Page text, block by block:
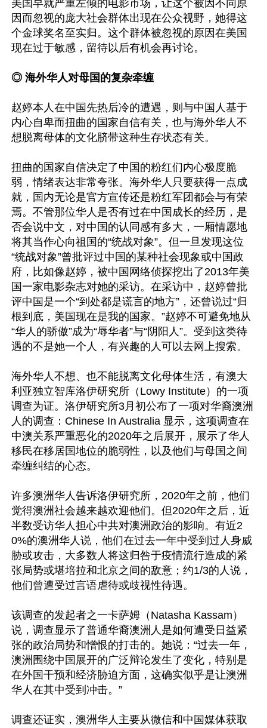
美国早就严重左倾的电影市场，让这个被因不同原
因而忽视的庞大社会群体出现在公众视野，她得这
个金球奖名至实归。这个群体被忽视的原因在美国
现在过于敏感，留待以后有机会再讨论。
◎ 海外华人对母国的复杂牵缠
赵婷本人在中国先热后冷的遭遇，则与中国人基于
内心自卑而扭曲的国家自信有关，也与海外华人不
想脱离母体的文化脐带这种生存状态有关。
扭曲的国家自信决定了中国的粉红们内心极度脆
弱，情绪表达非常夸张。海外华人只要获得一点成
就，国内无论是官方宣传还是粉红军团都会与有荣
焉。不管那位华人是否有过在中国成长的经历，是
否会说中文，对中国的认同感有多大，一厢情愿地
将其当作心向祖国的“统战对象”。但一旦发现这位
“统战对象”曾批评过中国的某种社会现象或中国政
府，比如像赵婷，被中国网络侦探挖出了2013年美
国一家电影杂志对她的采访。在采访中，赵婷曾批
评中国是一个“到处都是谎言的地方”，还曾说过“归
根到底，美国现在是我的国家。”赵婷不可避免地从
“华人的骄傲”成为“辱华者”与“阴阳人”。受到这类待
遇的不是她一个人，有兴趣的人可以去网上搜索。
海外华人不想、也不能脱离文化母体生活，有澳大
利亚独立智库洛伊研究所（Lowy Institute）的一项
调查为证。洛伊研究所3月初公布了一项对华裔澳洲
人的调查：Chinese In Australia 显示，这项调查在
中澳关系严重恶化的2020年之后展开，展示了华人
移民在移居国地位的脆弱性，以及他们与母国之间
牵缠纠结的心态。
许多澳洲华人告诉洛伊研究所，2020年之前，他们
觉得澳洲社会越来越欢迎他们。但2020年之后，近
半数受访华人担心中共对澳洲政治的影响。有近2
0%的澳洲华人说，他们在过去一年中受到过人身威
胁或攻击，大多数人将这归咎于疫情流行造成的紧
张局势或堪培拉和北京之间的敌意；约1/3的人说，
他们曾遭受过言语虐待或歧视性待遇。
该调查的发起者之一卡萨姆（Natasha Kassam）
说，调查显示了普通华裔澳洲人是如何遭受日益紧
张的政治局势和憎恨的打击的。她说：“过去一年，
澳洲围绕中国展开的广泛辩论发生了变化，特别是
在外国干预和经济胁迫方面，这确实似乎是让澳洲
华人在其中受到冲击。”
调查还证实，澳洲华人主要从微信和中国媒体获取